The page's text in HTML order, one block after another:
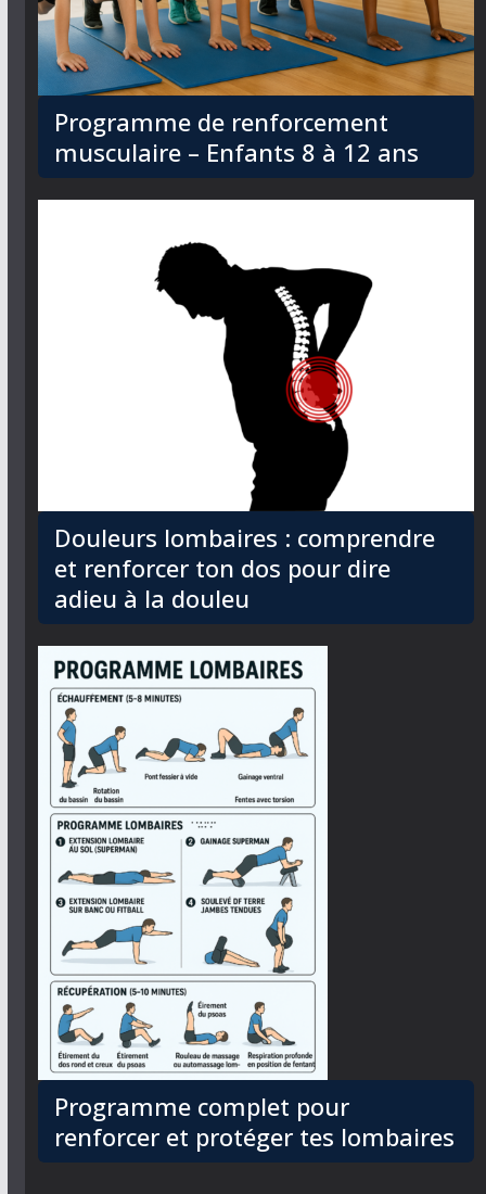
Programme de renforcement
musculaire – Enfants 8 à 12 ans
Douleurs lombaires : comprendre
et renforcer ton dos pour dire
adieu à la douleu
Programme complet pour
renforcer et protéger tes lombaires